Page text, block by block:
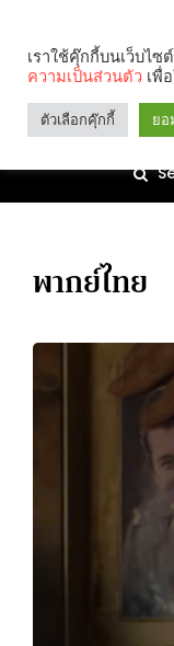
พากย์ไทย
เราใช้คุ๊กกี้บนเว็บไ
ความเป็นส่วนตัว เพื่
ตัวเลือกคุ๊กกี้ ยอ